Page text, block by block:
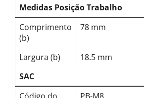
Medidas Posição Trabalho
Comprimento
(b)
78 mm
Largura (b)
18.5 mm
SAC